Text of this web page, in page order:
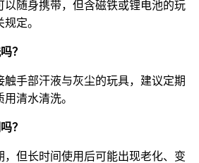
随身携带，但含磁铁或锂电池的玩
定。
？
手部汗液与灰尘的玩具，建议定期
清水清洗。
？
但长时间使用后可能出现老化、变